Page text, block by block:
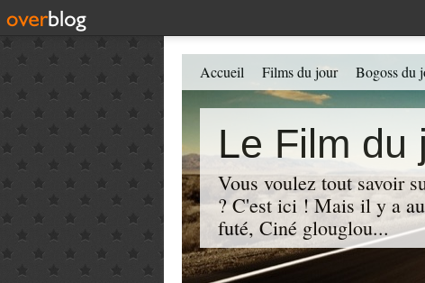
Le Film du
Vous voulez tout savoir
? C'est ici ! Mais il y a
futé, Ciné glouglou...
Accueil Films du jour Bogoss du